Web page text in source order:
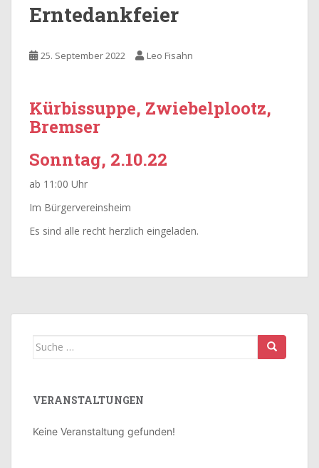
Erntedankfeier
25. September 2022 Leo Fisahn
Kürbissuppe, Zwiebelplootz,
Bremser
Sonntag, 2.10.22
ab 11:00 Uhr
Im Bürgervereinsheim
Es sind alle recht herzlich eingeladen.
Suche
VERANSTALTUNGEN
Keine Veranstaltung gefunden!